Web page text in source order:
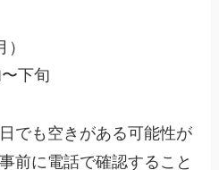
下旬
でも空きがある可能性が
前に電話で確認すること